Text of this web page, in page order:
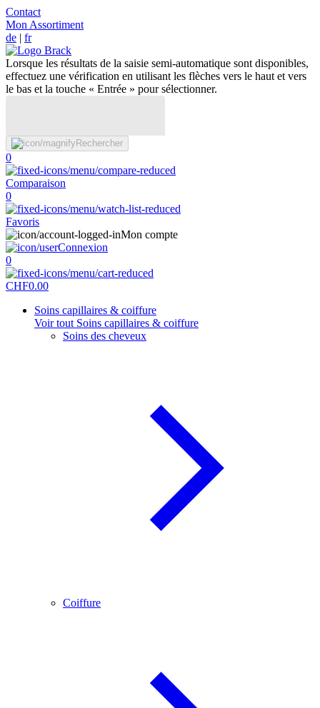
Contact
Mon Assortiment
de | fr
Lorsque les résultats de la saisie semi-automatique sont disponibles,
effectuez une vérification en utilisant les flèches vers le haut et vers
le bas et la touche « Entrée » pour sélectionner.
Rechercher
0
Comparaison
0
Favoris
Mon compte
Connexion
0
CHF0.00
Soins capillaires & coiffure
Voir tout Soins capillaires & coiffure
Soins des cheveux
Coiffure